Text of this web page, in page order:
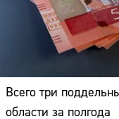
Всего три
области за полгода